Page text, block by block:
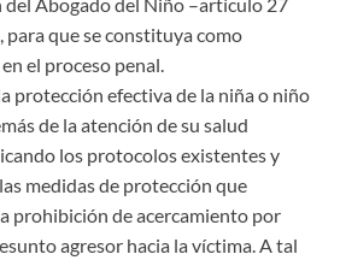
para que se constituya como
el proceso penal.
protección efectiva de la niña o niño
de la atención de su salud
los protocolos existentes y
medidas de protección que
prohibición de acercamiento por
agresor hacia la víctima. A tal